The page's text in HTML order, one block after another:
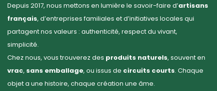
Depuis 2017, nous mettons en lumière le savoir-faire d’artisans
français, d’entreprises familiales et d’initiatives locales qui
partagent nos valeurs : authenticité, respect du vivant,
simplicité.
Chez nous, vous trouverez des produits naturels, souvent en
vrac, sans emballage, ou issus de circuits courts. Chaque
objet a une histoire, chaque création une âme.